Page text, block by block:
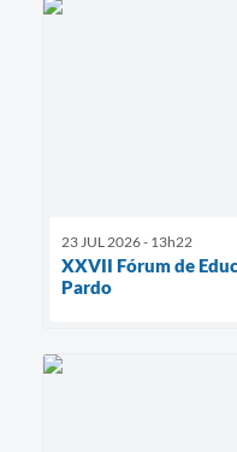
23 JUL 2026 - 13h22
XXVII Fórum de
Pardo